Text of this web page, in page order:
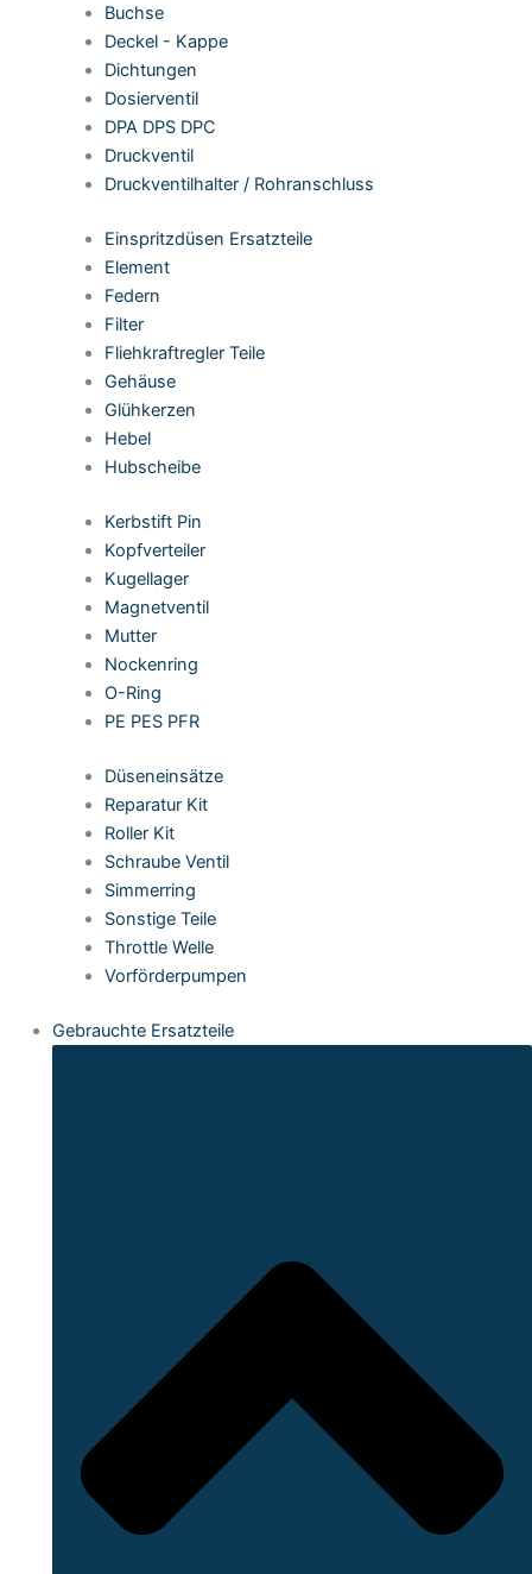
Buchse
Deckel - Kappe
Dichtungen
Dosierventil
DPA DPS DPC
Druckventil
Druckventilhalter / Rohranschluss
Einspritzdüsen Ersatzteile
Element
Federn
Filter
Fliehkraftregler Teile
Gehäuse
Glühkerzen
Hebel
Hubscheibe
Kerbstift Pin
Kopfverteiler
Kugellager
Magnetventil
Mutter
Nockenring
O-Ring
PE PES PFR
Düseneinsätze
Reparatur Kit
Roller Kit
Schraube Ventil
Simmerring
Sonstige Teile
Throttle Welle
Vorförderpumpen
Gebrauchte Ersatzteile